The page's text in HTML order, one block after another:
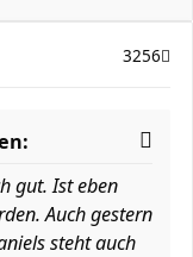
3256
gut. Ist eben
Auch gestern
steht auch